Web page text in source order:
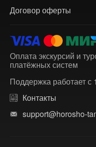
Договор оферты
Оплата экскурсий и
платёжных систем
Поддержка работает
Контакты
support@horosho-